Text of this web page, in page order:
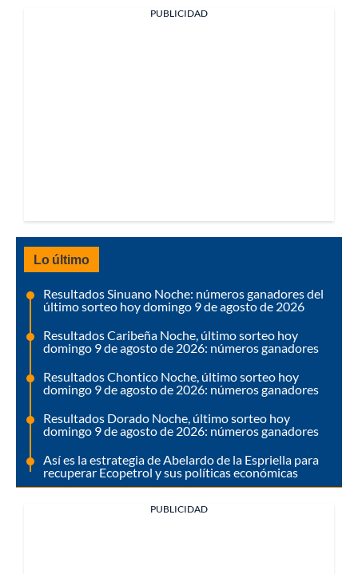
PUBLICIDAD
Lo último
Resultados Sinuano Noche: números ganadores del
último sorteo hoy domingo 9 de agosto de 2026
Resultados Caribeña Noche, último sorteo hoy
domingo 9 de agosto de 2026: números ganadores
Resultados Chontico Noche, último sorteo hoy
domingo 9 de agosto de 2026: números ganadores
Resultados Dorado Noche, último sorteo hoy
domingo 9 de agosto de 2026: números ganadores
Así es la estrategia de Abelardo de la Espriella para
recuperar Ecopetrol y sus políticas económicas
PUBLICIDAD